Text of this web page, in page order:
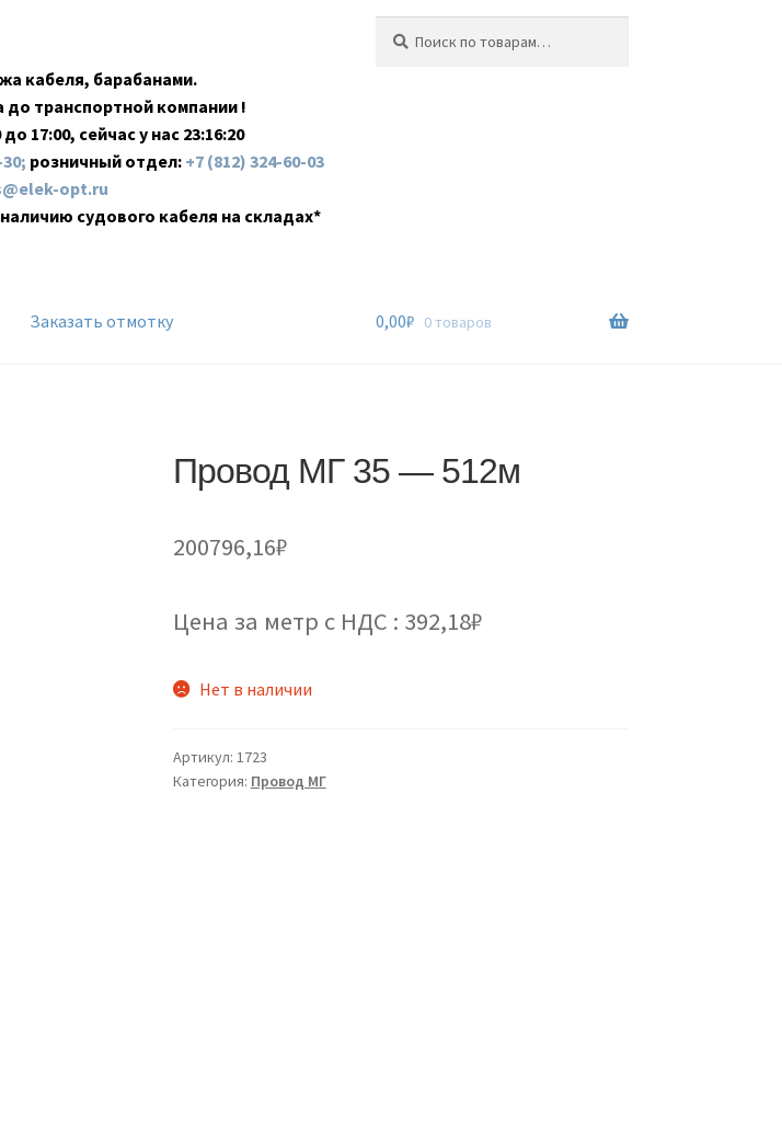
кабеля, барабанами.
до транспортной компании !
17:00, сейчас у нас23:16:21
розничный отдел: +7 (812) 324-60-03
opt.ru
судового кабеля на складах*
Заказать отмотку 0,00₽ 0 товаров
Провод МГ 35 — 512м
200796,16₽
Цена за метр с НДС : 392,18₽
Нет в наличии
Артикул: 1723
Категория: Провод МГ